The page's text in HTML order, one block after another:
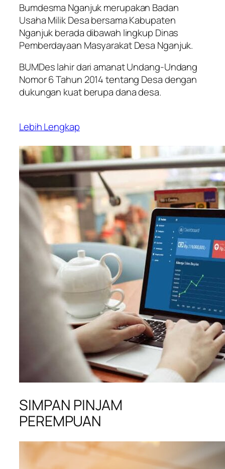
Bumdesma Nganjuk merupakan Badan
Usaha Milik Desa bersama Kabupaten
Nganjuk berada dibawah lingkup Dinas
Pemberdayaan Masyarakat Desa Nganjuk.
BUMDes lahir dari amanat Undang-Undang
Nomor 6 Tahun 2014 tentang Desa dengan
dukungan kuat berupa dana desa.
Lebih Lengkap
SIMPAN PINJAM
PEREMPUAN